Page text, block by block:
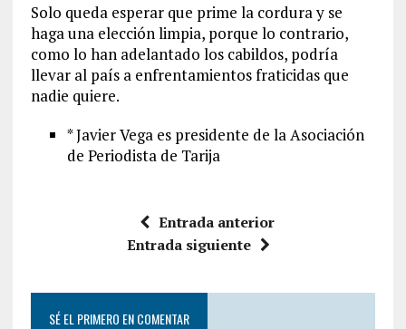
Solo queda esperar que prime la cordura y se
haga una elección limpia, porque lo contrario,
como lo han adelantado los cabildos, podría
llevar al país a enfrentamientos fraticidas que
nadie quiere.
* Javier Vega es presidente de la Asociación
de Periodista de Tarija
Entrada anterior
Entrada siguiente
SÉ EL PRIMERO EN COMENTAR